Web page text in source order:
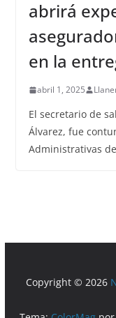
abrirá
en la
abril 1, 2025
El secretario de
Álvarez, fue
Administrativas
Copyright © 2026